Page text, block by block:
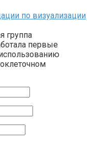
по визуализации
группа
первые